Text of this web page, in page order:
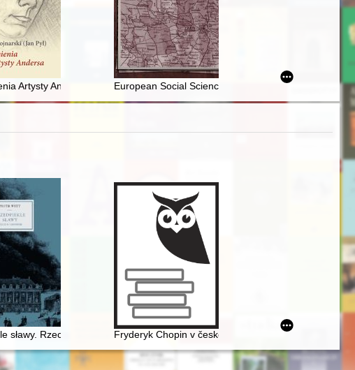
Gęsiej Górki koło Oleśnicy
1939-1945 : materiały dydaktyczne
Artysty Andersa European Social Science History Conference,
sławy. Rzecz o ChopinieFryderyk Chopin v české literatuóe